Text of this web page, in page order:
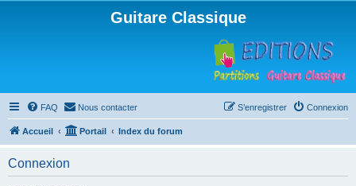
Guitare Classique
FAQ Nous contacter Connexion
S’enregistrer
Accueil Portail Index du forum
Connexion